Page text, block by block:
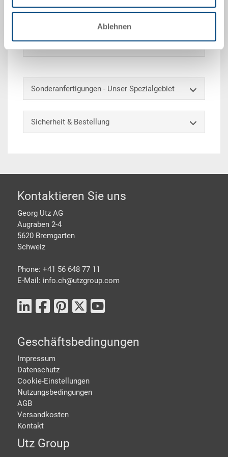
Ablehnen
EAN-Etikette
Sonderanfertigungen - Unser Spezialgebiet
Sicherheit & Bestellung
Footer
Kontaktieren Sie uns
Georg Utz AG
Augraben 2-4
5620 Bremgarten
Schweiz
Phone: +41 56 648 77 11
E-Mail: info.ch@utzgroup.com
Geschäftsbedingungen
Impressum
Datenschutz
Cookie-Einstellungen
Nutzungsbedingungen
AGB
Versandkosten
Kontakt
Utz Group